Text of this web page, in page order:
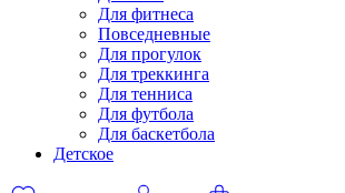
Для фитнеса
Повседневные
Для прогулок
Для треккинга
Для тенниса
Для футбола
Для баскетбола
Детское